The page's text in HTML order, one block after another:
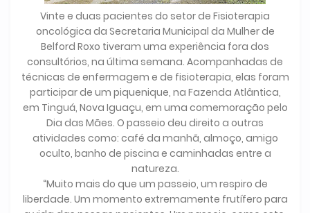
Vinte e duas pacientes do setor de Fisioterapia
oncológica da Secretaria Municipal da Mulher de
Belford Roxo tiveram uma experiência fora dos
consultórios, na última semana. Acompanhadas de
técnicas de enfermagem e de fisioterapia, elas foram
participar de um piquenique, na Fazenda Atlântica,
em Tinguá, Nova Iguaçu, em uma comemoração pelo
Dia das Mães. O passeio deu direito a outras
atividades como: café da manhã, almoço, amigo
oculto, banho de piscina e caminhadas entre a
natureza.
“Muito mais do que um passeio, um respiro de
liberdade. Um momento extremamente frutífero para